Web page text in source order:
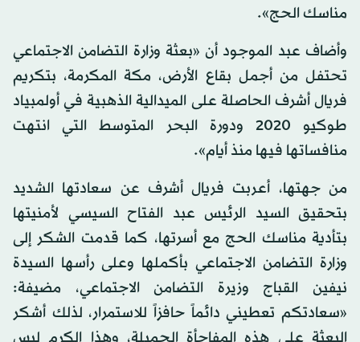
مناسك الحج».
وأضاف عبد الموجود أن «بعثة وزارة التضامن الاجتماعي
تحتفل من أجمل بقاع الأرض، مكة المكرمة، بتكريم
فريال أشرف الحاصلة على الميدالية الذهبية في أولمبياد
طوكيو 2020 ودورة البحر المتوسط التي انتهت
منافساتها فيها منذ أيام».
من جهتها، أعربت فريال أشرف عن سعادتها الشديد
بتحقيق السيد الرئيس عبد الفتاح السيسي لأمنيتها
بتأدية مناسك الحج مع أسرتها، كما قدمت الشكر إلى
وزارة التضامن الاجتماعي بأكملها وعلى رأسها السيدة
نيفين القباج وزيرة التضامن الاجتماعي، مضيفة:
«سعادتكم تعطيني دائماً حافزاً للاستمرار، لذلك أشكر